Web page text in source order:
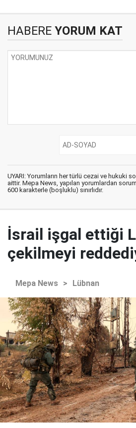
HABERE YORUM KAT
UYARI: Yorumların her türlü cezai ve hukuki
aittir. Mepa News, yapılan yorumlardan
600 karakterle (boşluklu) sınırlıdır.
İsrail işgal ettiği
çekilmeyi
Mepa News > Lübnan